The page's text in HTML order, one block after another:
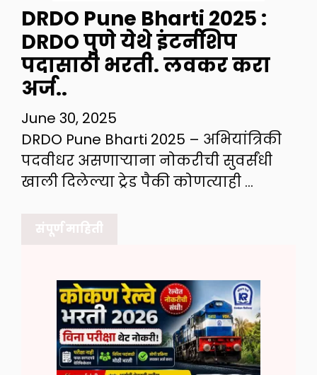
DRDO Pune Bharti 2025 :
DRDO पुणे येथे इंटर्नशिप
पदासाठी भरती. लवकर करा
अर्ज..
June 30, 2025
DRDO Pune Bharti 2025 – अभियांत्रिकी
पदवीधर असणाऱ्याना नोकरीची सुवर्संधी
खाली दिलेल्या ट्रेड पैकी कोणत्याही …
संपूर्ण माहिती